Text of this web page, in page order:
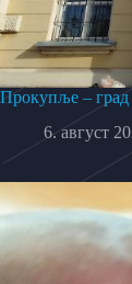
Прокупље – град
6. август